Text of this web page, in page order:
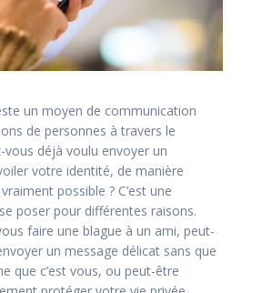
un moyen de communication
de personnes à travers le
vous déjà voulu envoyer un
votre identité, de manière
possible ? C’est une
poser pour différentes raisons.
faire une blague à un ami, peut-
un message délicat sans que
que c’est vous, ou peut-être